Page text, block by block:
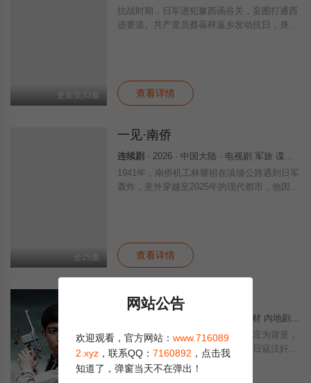
更新至33集
抗战时期，日军进犯豫西函谷关，妄图打通西
进要道。共产党员蔡葆梓返乡发动抗日，身陷
百
查看详情
全25集
一见·南侨
连续剧 · 2026 · 中国大陆 · 电视剧 军旅 谍战 战争 国产
1941年，南侨机工林耀祖在滇缅公路遇到日军
轰炸，意外穿越至2025年的现代都市，他因与
查看详情
苦菜花（2026）
· 2026 · 中国大陆 · 军旅题材 内地剧 国产
该剧以抗日战争时期山东胶东王官庄为背景，
围绕农民冯德强一家展开。其父遭日寇汉奸杀
害后，冯德强加入八路军成长为优秀战士，妹
妹娟子参与共产党员姜永泉领导的抗日斗争。
网站公告
欢迎观看，官方网站： www.716089
2.xyz ，联系QQ： 7160892 ，点击我
知道了，弹窗当天不在弹出！